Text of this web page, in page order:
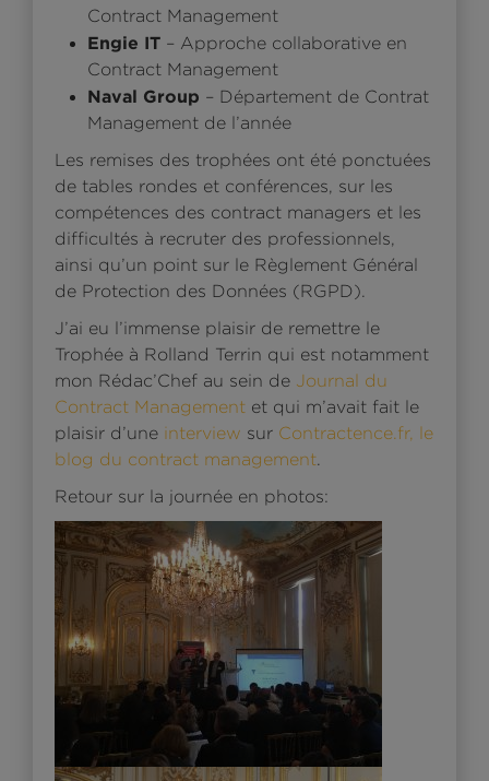
Contract Management
Engie IT – Approche collaborative en
Contract Management
Naval Group – Département de Contrat
Management de l’année
Les remises des trophées ont été ponctuées
de tables rondes et conférences, sur les
compétences des contract managers et les
difficultés à recruter des professionnels,
ainsi qu’un point sur le Règlement Général
de Protection des Données (RGPD).
J’ai eu l’immense plaisir de remettre le
Trophée à Rolland Terrin qui est notamment
mon Rédac’Chef au sein de Journal du
Contract Management et qui m’avait fait le
plaisir d’une interview sur Contractence.fr, le
blog du contract management.
Retour sur la journée en photos: